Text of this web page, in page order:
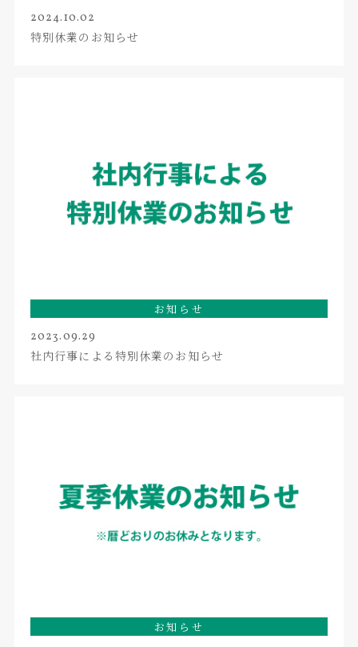
2024.10.02
特別休業のお知らせ
お知らせ
2023.09.29
社内行事による特別休業のお知らせ
お知らせ